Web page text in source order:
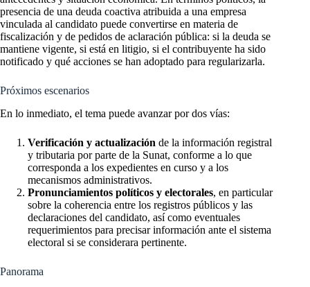
presencia de una deuda coactiva atribuida a una empresa
vinculada al candidato puede convertirse en materia de
fiscalización y de pedidos de aclaración pública: si la deuda se
mantiene vigente, si está en litigio, si el contribuyente ha sido
notificado y qué acciones se han adoptado para regularizarla.
Próximos escenarios
En lo inmediato, el tema puede avanzar por dos vías:
Verificación y actualización de la información registral
y tributaria por parte de la Sunat, conforme a lo que
corresponda a los expedientes en curso y a los
mecanismos administrativos.
Pronunciamientos políticos y electorales, en particular
sobre la coherencia entre los registros públicos y las
declaraciones del candidato, así como eventuales
requerimientos para precisar información ante el sistema
electoral si se considerara pertinente.
Panorama